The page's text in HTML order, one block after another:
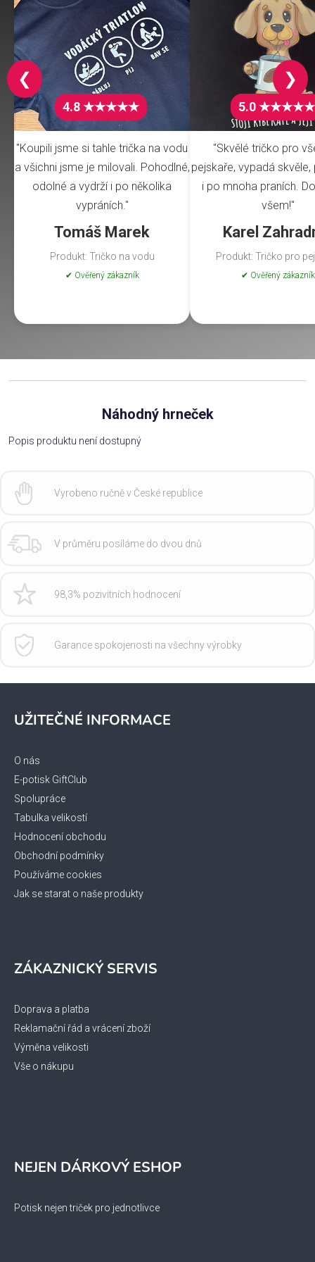
4.8 ★★★★★
"Koupili jsme si tahle trička na vodu
a všichni jsme je milovali. Pohodlné,
odolné a vydrží i po několika
vypráních."
Tomáš Marek
Produkt: Tričko na vodu
✔ Ověřený zákazník
5.0 ★★★★★
"Skvělé tričko pro
pejskaře, vypadá
i po mnoha praních.
všem!"
Karel
Produkt: Tričko pro
✔ Ověřený zákazník
❮ ❯
Náhodný hrneček
Popis produktu není dostupný
Vyrobeno ručně v České republice
V průměru posíláme do dvou dnů
98,3% pozivitních hodnocení
Garance spokojenosti na všechny výrobky
UŽITEČNÉ INFORMACE
O nás
E-potisk GiftClub
Spolupráce
Tabulka velikostí
Hodnocení obchodu
Obchodní podmínky
Používáme cookies
Jak se starat o naše produkty
ZÁKAZNICKÝ SERVIS
Doprava a platba
Reklamační řád a vrácení zboží
Výměna velikosti
Vše o nákupu
NEJEN DÁRKOVÝ ESHOP
Potisk nejen triček pro jednotlivce